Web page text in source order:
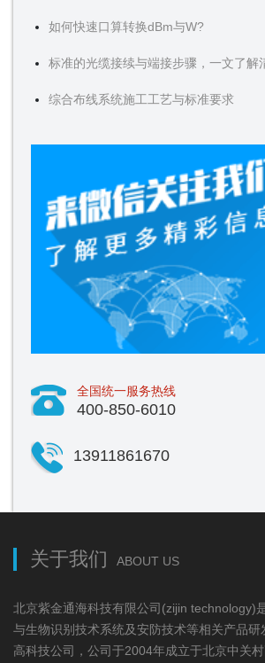
如何快速口算转换dBm与W?
标准的光缆接续与端接步骤，一文了解
综合布线系统施工工艺与标准要求
全国统一服务热线
400-850-6010
13911861670
关于我们 ABOUT US
北京紫金通海科技有限公司(zijin technology)
与生物识别技术系统及安防技术等相关产品研
高科技公司，公司于2004年成立于北京中关